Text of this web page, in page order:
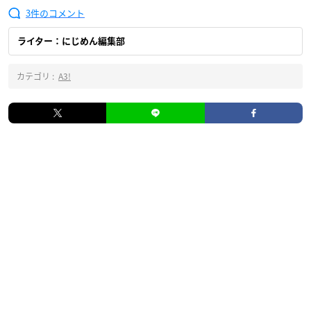
3
ライター：にじめん編集部
カテゴリ : A3!